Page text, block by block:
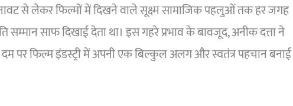
से लेकर फिल्मों में दिखने वाले सूक्ष्म सामाजिक पहलुओं तक हर जगह
साफ दिखाई देता था। इस गहरे प्रभाव के बावजूद, अनीक दत्ता ने
पर फिल्म इंडस्ट्री में अपनी एक बिल्कुल अलग और स्वतंत्र पहचान बनाई